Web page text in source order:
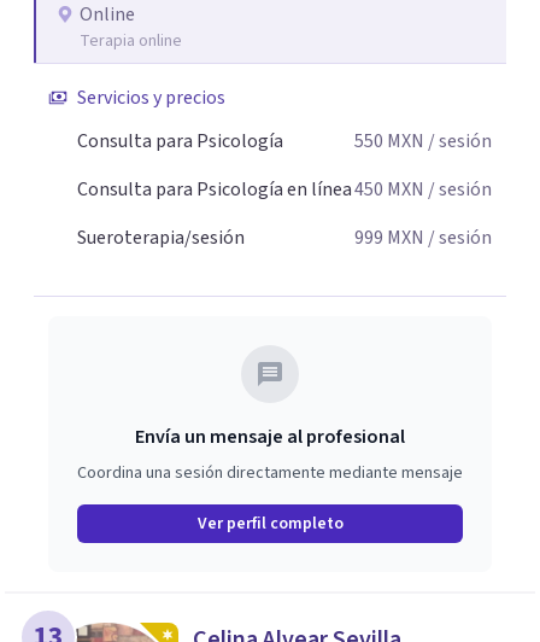
Online
Terapia online
Servicios y precios
Consulta para Psicología
550 MXN / sesión
Consulta para Psicología en línea450 MXN / sesión
Sueroterapia/sesión
999 MXN / sesión
Envía un mensaje al profesional
Coordina una sesión directamente mediante mensaje
Ver perfil completo